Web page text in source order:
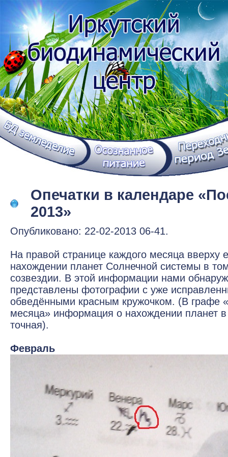
Опечатки в календаре
2013»
Опубликовано: 22-02-2013 06-41.
На правой странице каждого месяца вверху
нахождении планет Солнечной системы в
созвездии. В этой информации нами
представлены фотографии с уже
обведёнными красным кружочком. (В графе
месяца» информация о нахождении планет в
точная).
Февраль